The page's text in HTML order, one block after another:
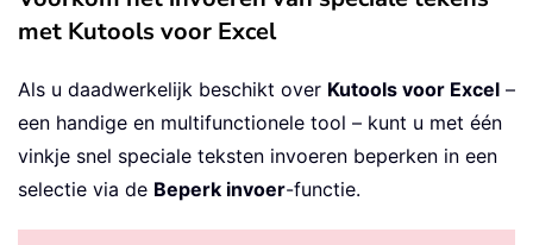
met Kutools voor Excel
Als u daadwerkelijk beschikt over Kutools voor Excel –
een handige en multifunctionele tool – kunt u met één
vinkje snel speciale teksten invoeren beperken in een
selectie via de Beperk invoer-functie.